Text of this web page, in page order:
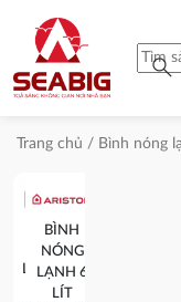
search
Trang chủ / Bình nóng
BÌNH
NÓNG
LẠNH 6
LÍT
BÌNH
NÓNG
LẠNH 6
LÍT